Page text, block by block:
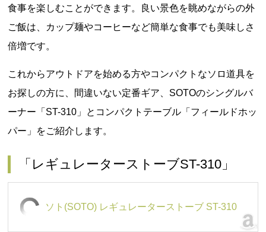
食事を楽しむことができます。良い景色を眺めながらの外
ご飯は、カップ麺やコーヒーなど簡単な食事でも美味しさ
倍増です。
これからアウトドアを始める方やコンパクトなソロ道具を
お探しの方に、間違いない定番ギア、SOTOのシングルバ
ーナー「ST-310」とコンパクトテーブル「フィールドホッ
パー」をご紹介します。
「レギュレーターストーブST-310」
ソト(SOTO) レギュレーターストーブ ST-310